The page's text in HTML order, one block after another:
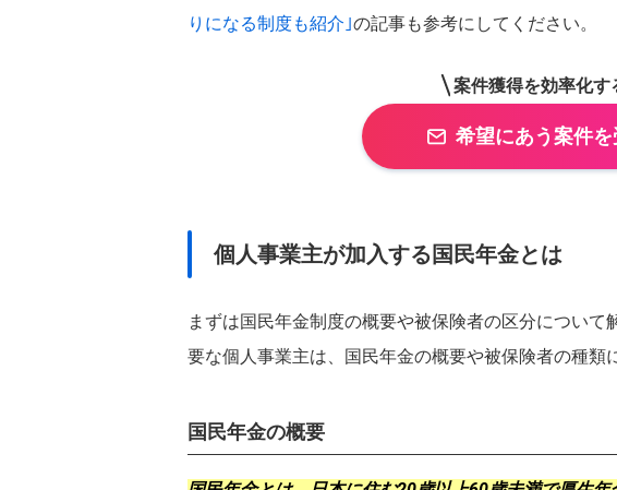
りになる制度も紹介｣の記事も参考にしてください。
案件獲得を効率化す
希望にあう案件
個人事業主が加入する国民年金とは
まずは国民年金制度の概要や被保険者の区分につい
要な個人事業主は、国民年金の概要や被保険者の種類
国民年金の概要
石川県 長野県
岐阜県
京都府
四国